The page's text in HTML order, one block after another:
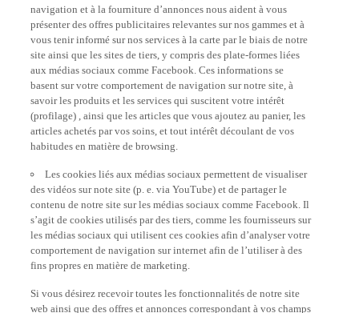
vous tenir informé sur nos services à la carte par le biais de notre
site ainsi que les sites de tiers, y compris des plate-formes liées
aux médias sociaux comme Facebook. Ces informations se
basent sur votre comportement de navigation sur notre site, à
savoir les produits et les services qui suscitent votre intérêt
(profilage) , ainsi que les articles que vous ajoutez au panier, les
articles achetés par vos soins, et tout intérêt découlant de vos
habitudes en matière de browsing.
Les cookies liés aux médias sociaux permettent de visualiser
contenu de notre site sur les médias sociaux comme Facebook. Il
s’agit de cookies utilisés par des tiers, comme les fournisseurs sur
les médias sociaux qui utilisent ces cookies afin d’analyser votre
comportement de navigation sur internet afin de l’utiliser à des
fins propres en matière de marketing.
Si vous désirez recevoir toutes les fonctionnalités de notre site
intérêts, nous vous demandons d’accepter les cookies liés au
tracking/annonces et médias sociaux en cliquant sur le bouton